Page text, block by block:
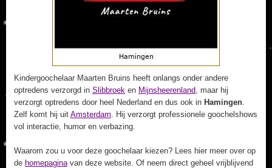
Kindergoochelaar Maarten Bruins heeft onlangs onder andere
optredens verzorgd in Slibbroek en Mijnsheerenland, maar hij
verzorgt optredens door heel Nederland en dus ook in Hamingen.
Zelf komt hij uit Amsterdam. Hij verzorgt professionele goochelshows
vol interactie, humor en verbazing.
Waarom zou u voor deze goochelaar kiezen? Lees hier meer over op
de homepaginavan deze website. Of neem direct geheel vrijblijvend